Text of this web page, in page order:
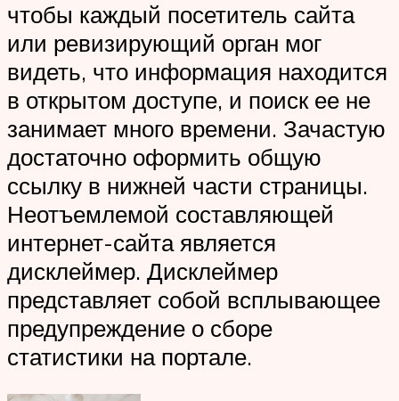
чтобы каждый посетитель сайта
или ревизирующий орган мог
видеть, что информация находится
в открытом доступе, и поиск ее не
занимает много времени. Зачастую
достаточно оформить общую
ссылку в нижней части страницы.
Неотъемлемой составляющей
интернет-сайта является
дисклеймер. Дисклеймер
представляет собой всплывающее
предупреждение о сборе
статистики на портале.